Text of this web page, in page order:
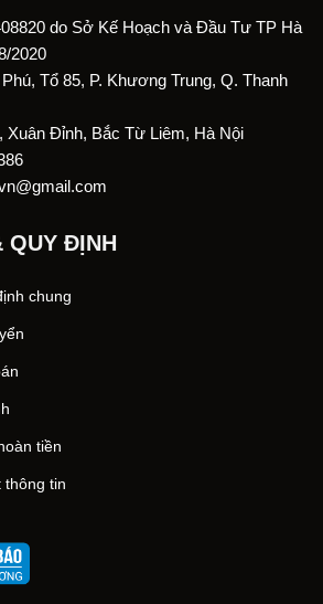
do Sở Kế Hoạch và Đầu Tư TP Hà
2020
Tổ 85, P. Khương Trung, Q. Thanh
Xuân Đỉnh, Bắc Từ Liêm, Hà Nội
QUY ĐỊNH
chung
tiền
thông tin